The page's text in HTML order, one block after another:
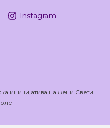
Instagram
иницијатива на жени Свети